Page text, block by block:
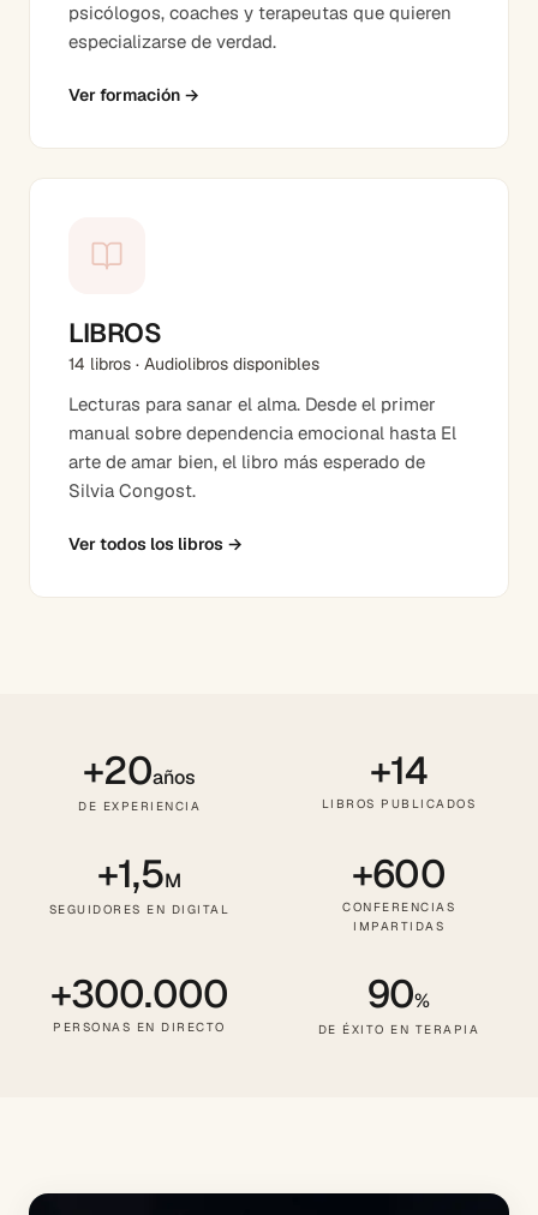
psicólogos, coaches y terapeutas que quieren
especializarse de verdad.
Ver formación →
LIBROS
14 libros · Audiolibros disponibles
Lecturas para sanar el alma. Desde el primer
manual sobre dependencia emocional hasta El
arte de amar bien, el libro más esperado de
Silvia Congost.
Ver todos los libros →
+20años
DE EXPERIENCIA
+14
LIBROS PUBLICADOS
+1,5M
SEGUIDORES EN DIGITAL
+600
CONFERENCIAS
IMPARTIDAS
+300.000
PERSONAS EN DIRECTO
90%
DE ÉXITO EN TERAPIA